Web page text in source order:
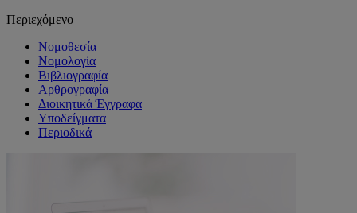
Περιεχόμενο
Νομοθεσία
Νομολογία
Βιβλιογραφία
Αρθρογραφία
Διοικητικά Έγγραφα
Υποδείγματα
Περιοδικά